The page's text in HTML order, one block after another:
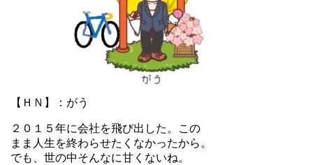
【ＨＮ】：がう
２０１５年に会社を飛び出した。この
まま人生を終わらせたくなかったから。
でも、世の中そんなに甘くないね。